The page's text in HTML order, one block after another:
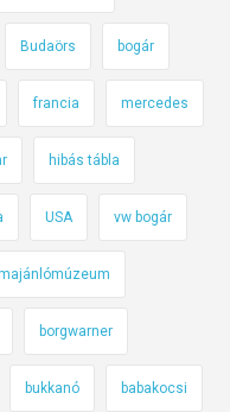
Budaörs bogár
francia mercedes
hibás tábla
USA vw bogár
borgwarner
bukkanó babakocsi